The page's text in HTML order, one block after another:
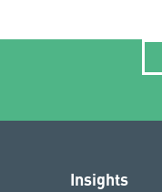
Insights